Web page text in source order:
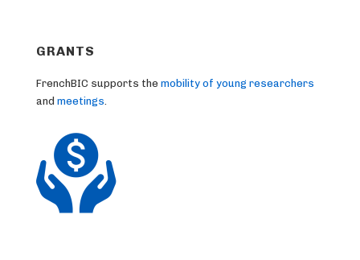
GRANTS
FrenchBIC supports the mobility of young researchers
and meetings